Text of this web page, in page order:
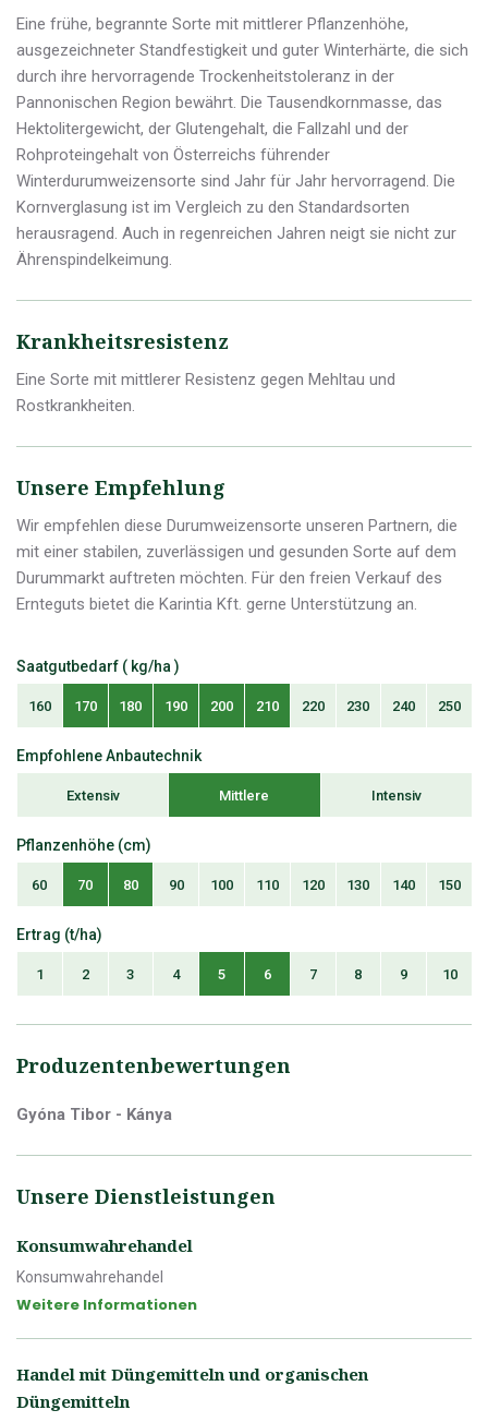
Eine frühe, begrannte Sorte mit mittlerer Pflanzenhöhe,
ausgezeichneter Standfestigkeit und guter Winterhärte, die sich
durch ihre hervorragende Trockenheitstoleranz in der
Pannonischen Region bewährt. Die Tausendkornmasse, das
Hektolitergewicht, der Glutengehalt, die Fallzahl und der
Rohproteingehalt von Österreichs führender
Winterdurumweizensorte sind Jahr für Jahr hervorragend. Die
Kornverglasung ist im Vergleich zu den Standardsorten
herausragend. Auch in regenreichen Jahren neigt sie nicht zur
Ährenspindelkeimung.
Krankheitsresistenz
Eine Sorte mit mittlerer Resistenz gegen Mehltau und
Rostkrankheiten.
Unsere Empfehlung
Wir empfehlen diese Durumweizensorte unseren Partnern, die
mit einer stabilen, zuverlässigen und gesunden Sorte auf dem
Durummarkt auftreten möchten. Für den freien Verkauf des
Ernteguts bietet die Karintia Kft. gerne Unterstützung an.
Saatgutbedarf ( kg/ha )
160 170 180 190 200 210 220 230 240 250
Empfohlene Anbautechnik
Extensiv Mittlere Intensiv
Pflanzenhöhe (cm)
60 70 80 90 100 110 120 130 140 150
Ertrag (t/ha)
1 2 3 4 5 6 7 8 9 10
Produzentenbewertungen
Gyóna Tibor - Kánya
Unsere Dienstleistungen
Konsumwahrehandel
Konsumwahrehandel
Weitere Informationen
Handel mit Düngemitteln und organischen
Düngemitteln